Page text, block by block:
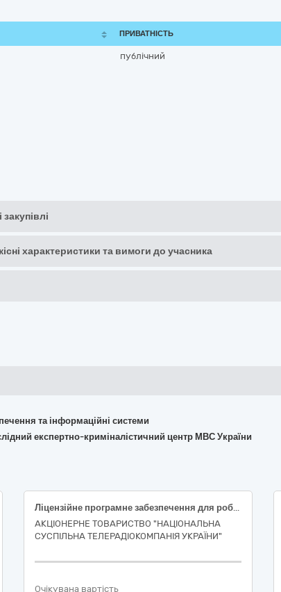
ПРИВАТНІСТЬ
публічний
характеристики та вимоги до учасника
та інформаційні системи
експертно-криміналістичний центр МВС України
Ліцензійне програмне забезпечення для роботи з графікою та зображеннями
АКЦІОНЕРНЕ ТОВАРИСТВО "НАЦІОНАЛЬНА
СУСПІЛЬНА ТЕЛЕРАДІОКОМПАНІЯ УКРАЇНИ"
Очікувана вартість